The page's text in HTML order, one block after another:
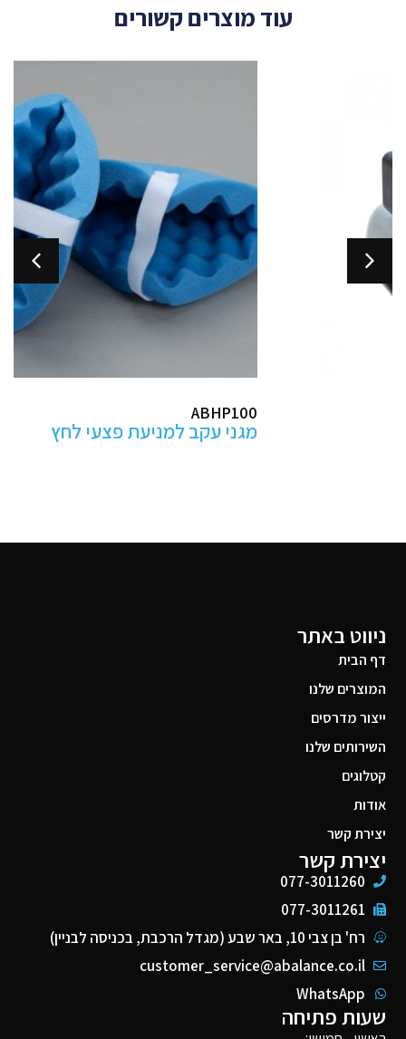
עוד מוצרים קשורים
מגני עקב למניעת פצעי לחץ
ניווט באתר
דף הבית
המוצרים שלנו
ייצור מדרסים
השירותים שלנו
קטלוגים
אודות
יצירת קשר
יצירת קשר
077-3011260
077-3011261
רח' בן צבי 10, באר שבע (מגדל הרכבת, בכניסה לבניין)
customer_service@abalance.co.il
WhatsApp
שעות פתיחה